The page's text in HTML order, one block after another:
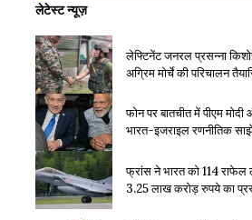
लेटेस्ट न्यूज़
लेफ्टिनेंट जनरल प्रसन्ना
अग्रिम मोर्चे की परिचालन
फोन पर बातचीत में पीएम
भारत-इजराइल रणनीतिक
फ्रांस ने भारत को 114 राफेल
3.25 लाख करोड़ रुपये का